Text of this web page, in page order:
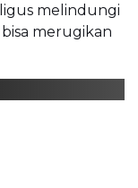
melindungi
merugikan